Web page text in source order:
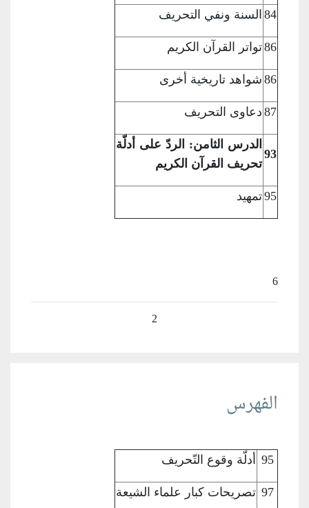
84 السنة ونفي التحريف
86تواتر القرآن الكريم
86 شواهد تاريخية أخرى
87 دعاوى التحريف
93
الدرس الثامن: الردّ على أدلّة
تحريف القرآن الكريم
95تمهيد
6
2
الفهرس
95 أدلّة وقوع التّحريف
97 تصريحات كبار علماء الشيعة